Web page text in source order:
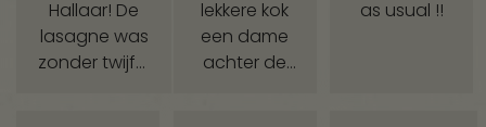
Hallaar! De
lasagne was
zonder twijfel
lekkere kok
een dame
achter de
as usual !!